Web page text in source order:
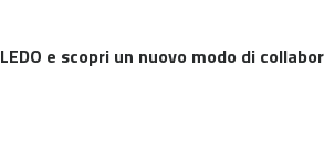
e scopri un nuovo modo di